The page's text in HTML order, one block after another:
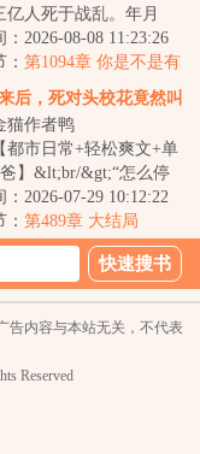
亿人死于战乱。年月
帝国的钻井在挖到地下
了不明物...
：2026-08-08 11:23:26
第1094章 你是不是有
瞒着我？
后，死对头校花竟然叫
我老公
猫作者鸭
都市日常+轻松爽文+单
】&lt;br/&gt;“怎么停
&gt;“你不要脸，为了
：2026-07-29 10:12:22
第489章 大结局
告内容与本站无关，不代表
Reserved